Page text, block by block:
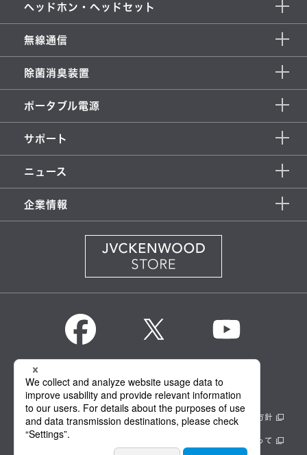
ヘッドホン・ヘッドセット
無線通信
除菌消臭装置
ポータブル電源
サポート
ニュース
企業情報
KENWOOD Global
情報セキュリティ基本方針 製品安全に関する基本方針
正しい表示への取り組み サイトのご利用にあたって